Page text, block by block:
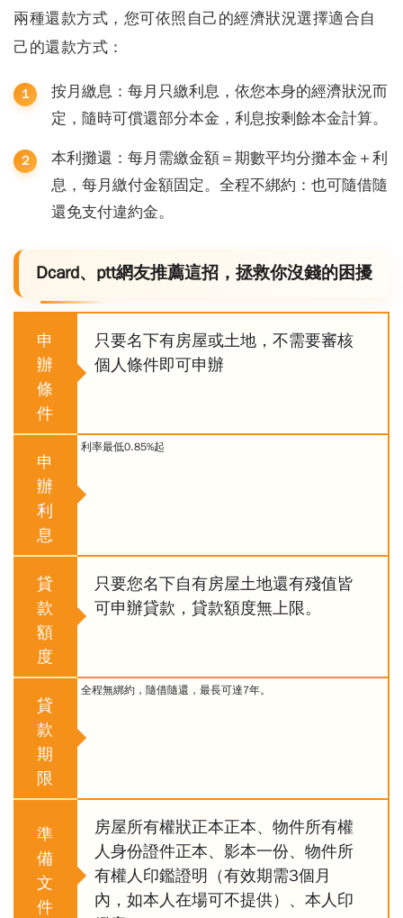
兩種還款方式，您可依照自己的經濟狀況選擇適合自
己的還款方式：
按月繳息：每月只繳利息，依您本身的經濟狀況而
定，隨時可償還部分本金，利息按剩餘本金計算。
本利攤還：每月需繳金額＝期數平均分攤本金＋利
息，每月繳付金額固定。全程不綁約：也可隨借隨
還免支付違約金。
Dcard、ptt網友推薦這招，拯救你沒錢的困擾
申
辦
條
件
只要名下有房屋或土地，不需要審核
個人條件即可申辦
申
辦
利
息
利率最低0.85%起
貸
款
額
度
只要您名下自有房屋土地還有殘值皆
可申辦貸款，貸款額度無上限。
貸
款
期
限
全程無綁約，隨借隨還，最長可達7年。
準
備
文
件
房屋所有權狀正本正本、物件所有權
人身份證件正本、影本一份、物件所
有權人印鑑證明（有效期需3個月
內，如本人在場可不提供）、本人印